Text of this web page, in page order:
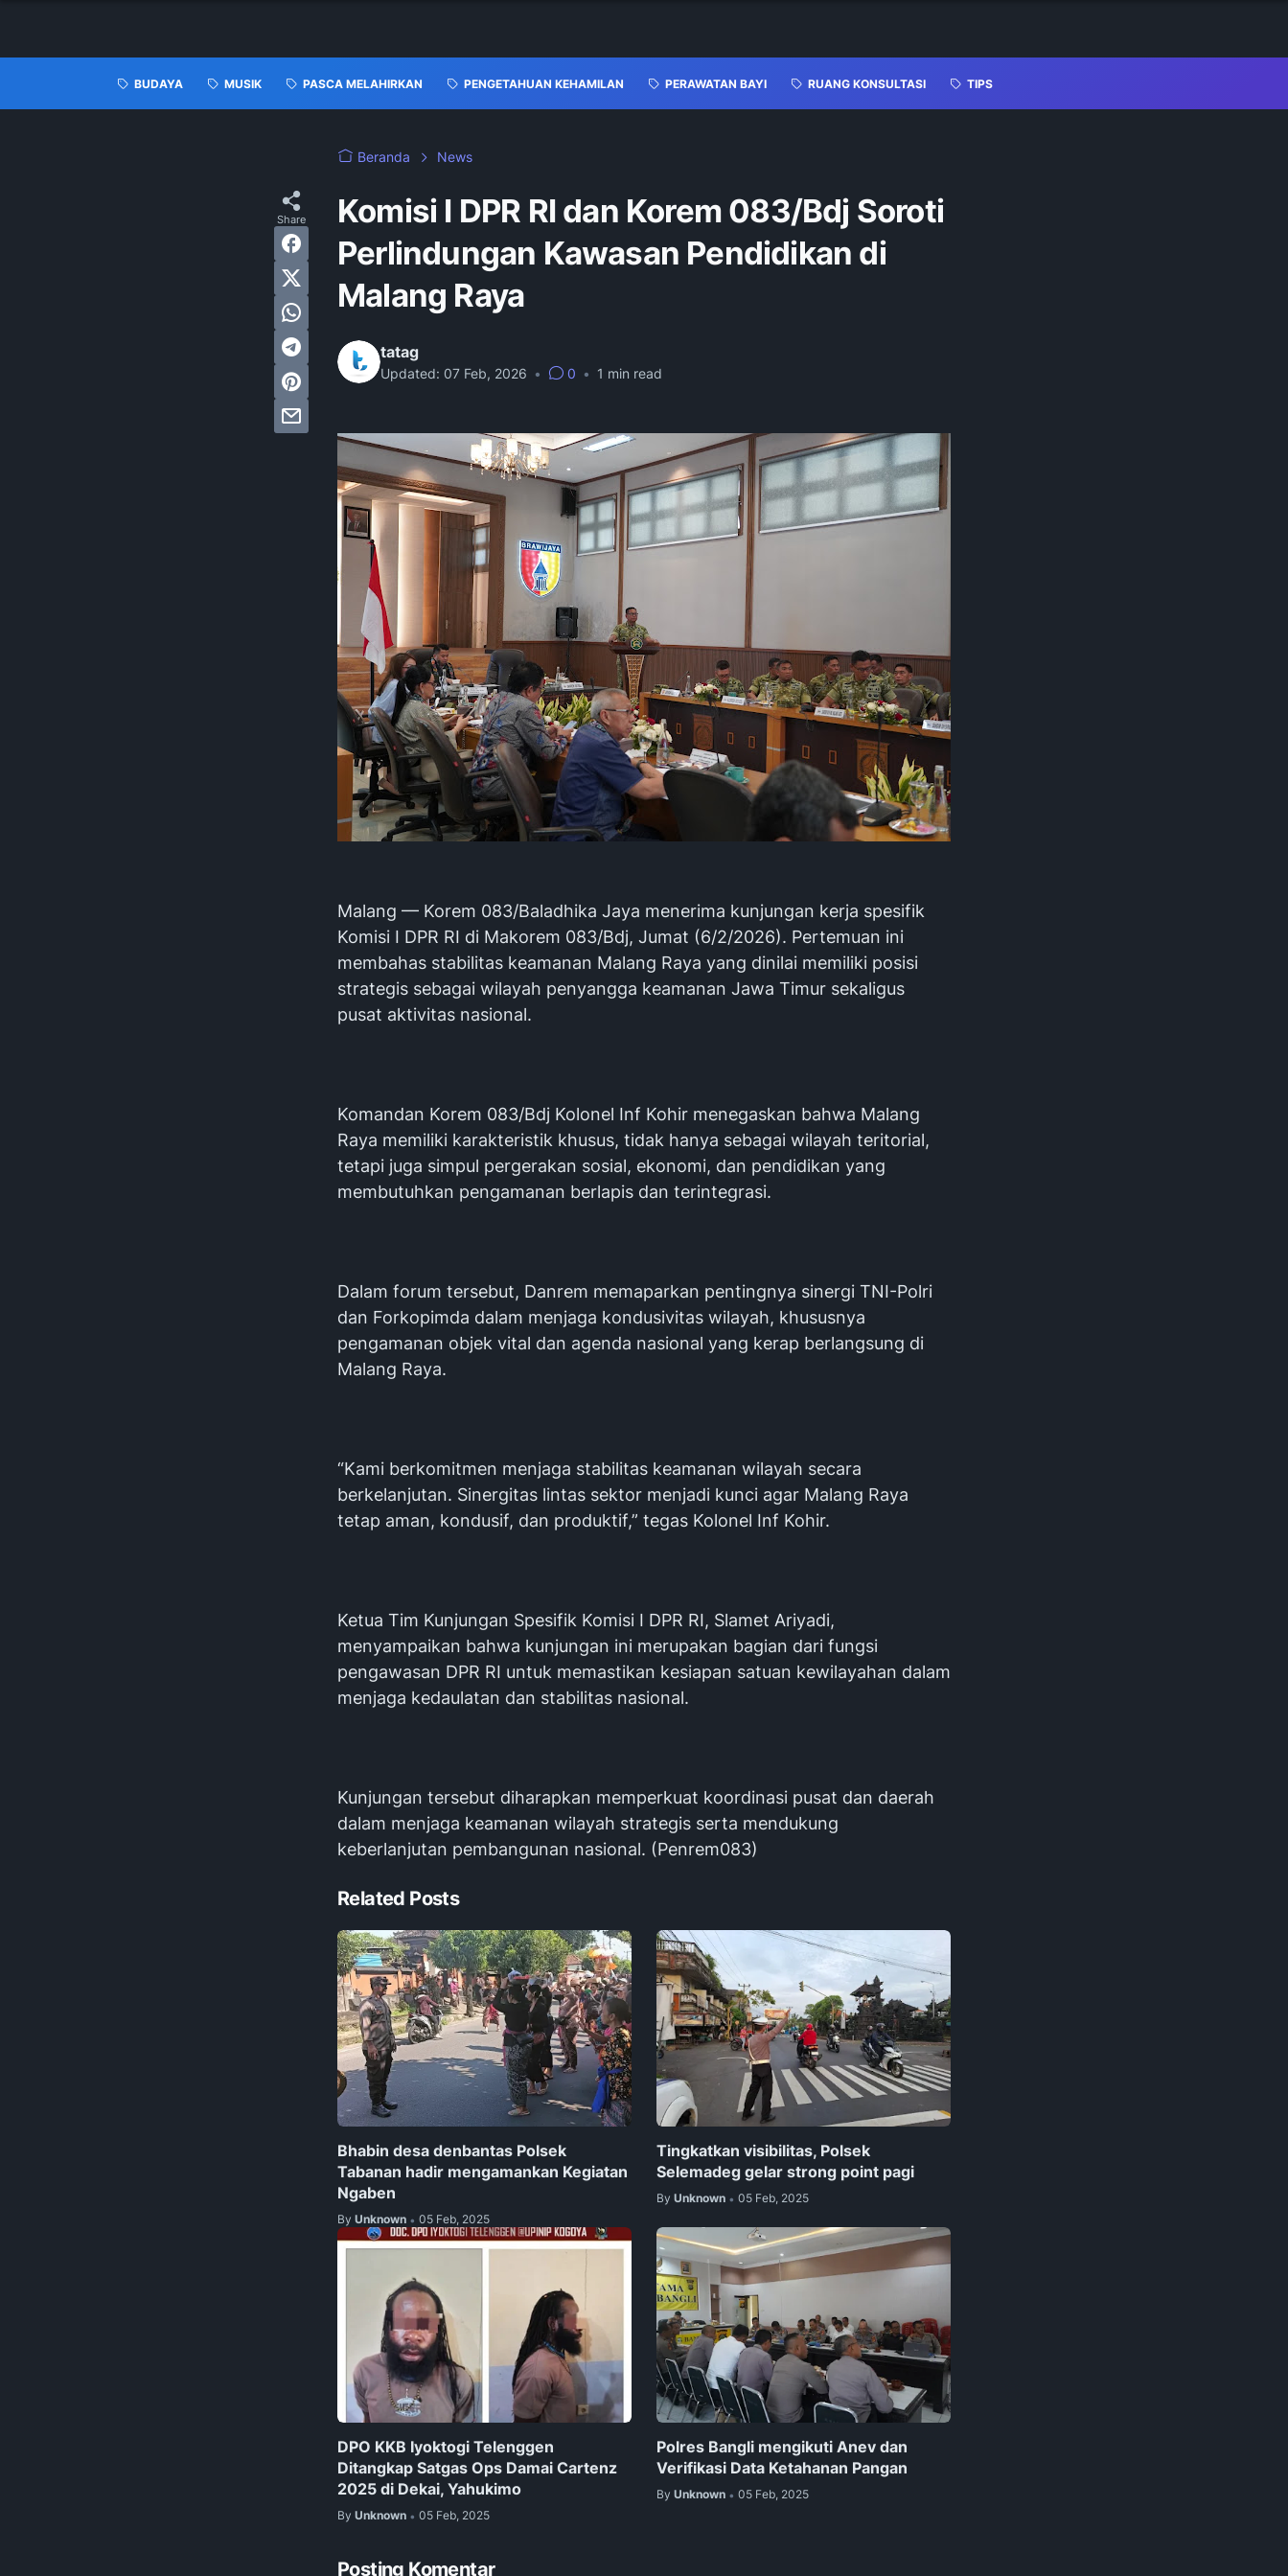
BUDAYA MUSIK PASCA MELAHIRKAN PENGETAHUAN KEHAMILAN PERAWATAN BAYI RUANG KONSULTASI TIPS
Beranda News
Komisi I DPR RI dan Korem 083/Bdj Soroti
Perlindungan Kawasan Pendidikan di
Malang Raya
tatag
Updated: 07 Feb, 2026 • 0 • 1 min read
Malang — Korem 083/Baladhika Jaya menerima kunjungan kerja spesifik
Komisi I DPR RI di Makorem 083/Bdj, Jumat (6/2/2026). Pertemuan ini
membahas stabilitas keamanan Malang Raya yang dinilai memiliki posisi
strategis sebagai wilayah penyangga keamanan Jawa Timur sekaligus
pusat aktivitas nasional.
Komandan Korem 083/Bdj Kolonel Inf Kohir menegaskan bahwa Malang
Raya memiliki karakteristik khusus, tidak hanya sebagai wilayah teritorial,
tetapi juga simpul pergerakan sosial, ekonomi, dan pendidikan yang
membutuhkan pengamanan berlapis dan terintegrasi.
Dalam forum tersebut, Danrem memaparkan pentingnya sinergi TNI-Polri
dan Forkopimda dalam menjaga kondusivitas wilayah, khususnya
pengamanan objek vital dan agenda nasional yang kerap berlangsung di
Malang Raya.
“Kami berkomitmen menjaga stabilitas keamanan wilayah secara
berkelanjutan. Sinergitas lintas sektor menjadi kunci agar Malang Raya
tetap aman, kondusif, dan produktif,” tegas Kolonel Inf Kohir.
Ketua Tim Kunjungan Spesifik Komisi I DPR RI, Slamet Ariyadi,
menyampaikan bahwa kunjungan ini merupakan bagian dari fungsi
pengawasan DPR RI untuk memastikan kesiapan satuan kewilayahan dalam
menjaga kedaulatan dan stabilitas nasional.
Kunjungan tersebut diharapkan memperkuat koordinasi pusat dan daerah
dalam menjaga keamanan wilayah strategis serta mendukung
keberlanjutan pembangunan nasional. (Penrem083)
Related Posts
Bhabin desa denbantas Polsek
Tabanan hadir mengamankan Kegiatan
Ngaben
By Unknown • 05 Feb, 2025
Tingkatkan visibilitas, Polsek
Selemadeg gelar strong point pagi
By Unknown • 05 Feb, 2025
DPO KKB Iyoktogi Telenggen
Ditangkap Satgas Ops Damai Cartenz
2025 di Dekai, Yahukimo
By Unknown • 05 Feb, 2025
Polres Bangli mengikuti Anev dan
Verifikasi Data Ketahanan Pangan
By Unknown • 05 Feb, 2025
Posting Komentar